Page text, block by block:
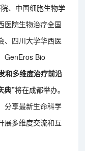
、中国细胞生物学
医院生物治疗全国
、四川大学华西医
GenEros Bio
和多维度治疗前沿
典”将在成都举办。
分享最新生命科学
展多维度交流和互